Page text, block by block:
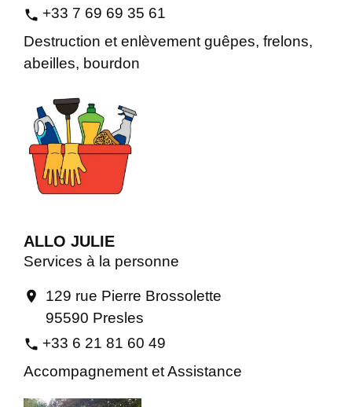
phone +33 7 69 69 35 61
Destruction et enlèvement guêpes, frelons,
abeilles, bourdon
ALLO JULIE
Services à la personne
location_on
129 rue Pierre Brossolette
95590 Presles
phone +33 6 21 81 60 49
Accompagnement et Assistance